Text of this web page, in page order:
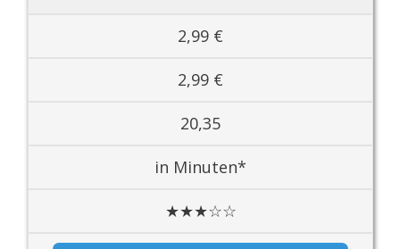
2,99 €
2,99 €
20,35
in Minuten*
★★★☆☆